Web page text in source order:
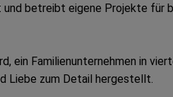
betreibt eigene Projekte für
Familienunternehmen in
Liebe zum Detail hergestellt.